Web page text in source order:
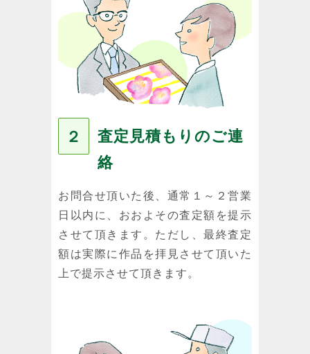
２
査定見積もりのご連
絡
お問合せ頂いた後、通常１～２営業
日以内に、おおよその査定額を提示
させて頂きます。ただし、最終査定
額は実際に作品を拝見させて頂いた
上で提示させて頂きます。